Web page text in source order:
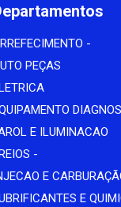
-
PEÇAS
E ILUMINACAO
-
E
E